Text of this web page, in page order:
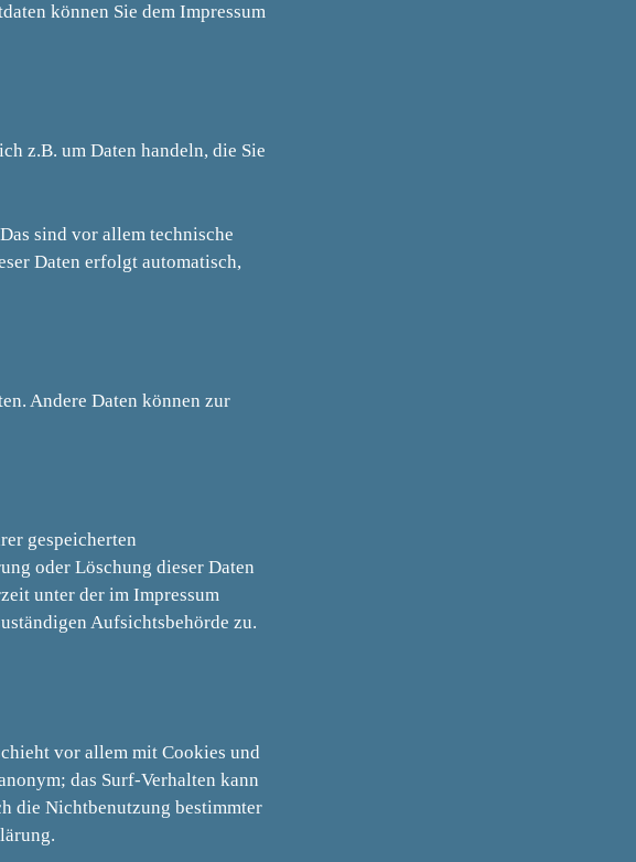
können Sie dem Impressum
z.B. um Daten handeln, die Sie
sind vor allem technische
Daten erfolgt automatisch,
Andere Daten können zur
gespeicherten
oder Löschung dieser Daten
unter der im Impressum
Aufsichtsbehörde zu.
vor allem mit Cookies und
das Surf-Verhalten kann
die Nichtbenutzung bestimmter